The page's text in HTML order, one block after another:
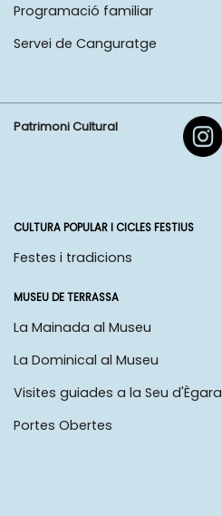
Programació familiar
Servei de Canguratge
Patrimoni Cultural
CULTURA POPULAR I CICLES FESTIUS
Festes i tradicions
MUSEU DE TERRASSA
La Mainada al Museu
La Dominical al Museu
Visites guiades a la Seu d'Ègara
Portes Obertes